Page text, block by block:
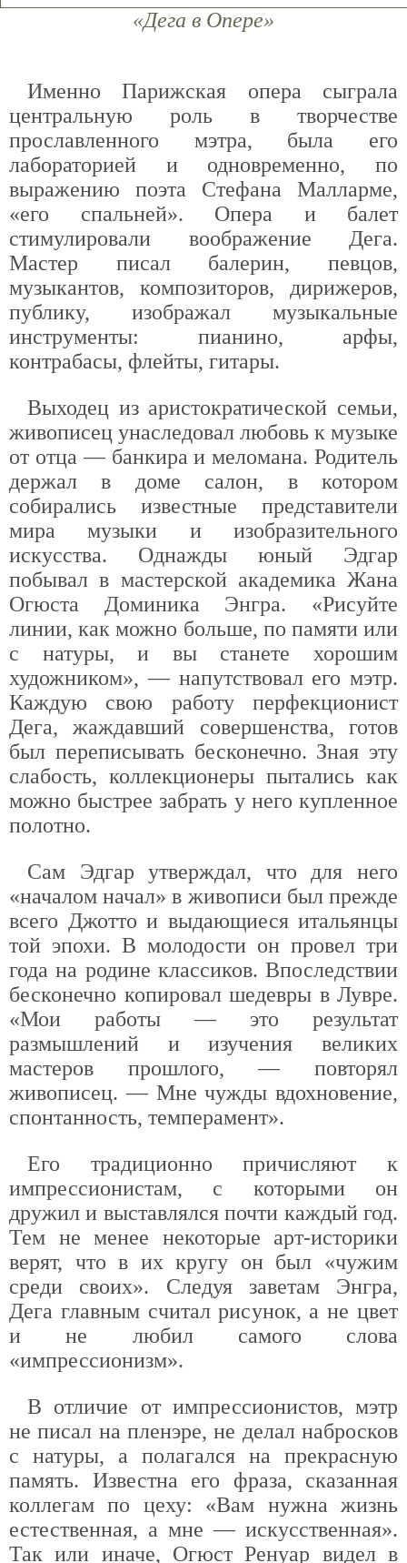
«Дега в Опере»
Именно Парижская опера сыграла
центральную роль в творчестве
прославленного мэтра, была его
лабораторией и одновременно, по
выражению поэта Стефана Малларме,
«его спальней». Опера и балет
стимулировали воображение Дега.
Мастер писал балерин, певцов,
музыкантов, композиторов, дирижеров,
публику, изображал музыкальные
инструменты: пианино, арфы,
контрабасы, флейты, гитары.
Выходец из аристократической семьи,
живописец унаследовал любовь к музыке
от отца — банкира и меломана. Родитель
держал в доме салон, в котором
собирались известные представители
мира музыки и изобразительного
искусства. Однажды юный Эдгар
побывал в мастерской академика Жана
Огюста Доминика Энгра. «Рисуйте
линии, как можно больше, по памяти или
с натуры, и вы станете хорошим
художником», — напутствовал его мэтр.
Каждую свою работу перфекционист
Дега, жаждавший совершенства, готов
был переписывать бесконечно. Зная эту
слабость, коллекционеры пытались как
можно быстрее забрать у него купленное
полотно.
Сам Эдгар утверждал, что для него
«началом начал» в живописи был прежде
всего Джотто и выдающиеся итальянцы
той эпохи. В молодости он провел три
года на родине классиков. Впоследствии
бесконечно копировал шедевры в Лувре.
«Мои работы — это результат
размышлений и изучения великих
мастеров прошлого, — повторял
живописец. — Мне чужды вдохновение,
спонтанность, темперамент».
Его традиционно причисляют к
импрессионистам, с которыми он
дружил и выставлялся почти каждый год.
Тем не менее некоторые арт-историки
верят, что в их кругу он был «чужим
среди своих». Следуя заветам Энгра,
Дега главным считал рисунок, а не цвет
и не любил самого слова
«импрессионизм».
В отличие от импрессионистов, мэтр
не писал на пленэре, не делал набросков
с натуры, а полагался на прекрасную
память. Известна его фраза, сказанная
коллегам по цеху: «Вам нужна жизнь
естественная, а мне — искусственная».
Так или иначе, Огюст Ренуар видел в